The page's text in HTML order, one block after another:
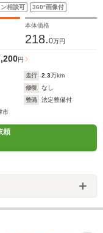
革巻きステ
リングリモコ
相談可 360°画像付
本体価格
218.0万円
円
走行 2.3万km
修復
なし
整備
法定整備付
市
頼